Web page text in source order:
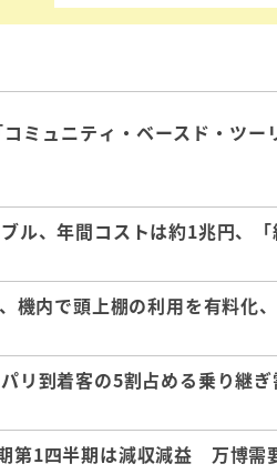
ミュニティ・ベースド・ツ
ル、年間コストは約1兆円
機内で頭上棚の利用を有料化
リ到着客の5割占める乗り継
第1四半期は減収減益 万博需